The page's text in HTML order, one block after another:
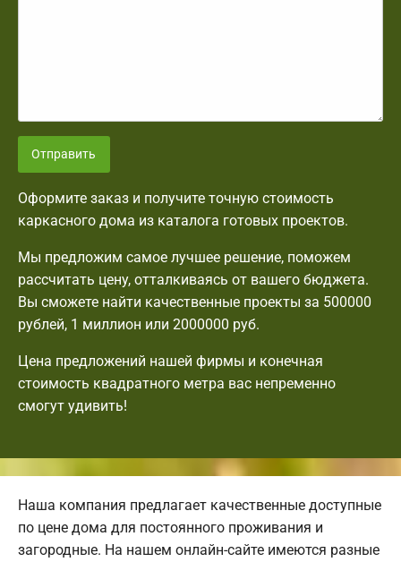
Отправить
Оформите заказ и получите точную стоимость
каркасного дома из каталога готовых проектов.
Мы предложим самое лучшее решение, поможем
рассчитать цену, отталкиваясь от вашего бюджета.
Вы сможете найти качественные проекты за 500000
рублей, 1 миллион или 2000000 руб.
Цена предложений нашей фирмы и конечная
стоимость квадратного метра вас непременно
смогут удивить!
Наша компания предлагает качественные доступные
по цене дома для постоянного проживания и
загородные. На нашем онлайн-сайте имеются разные